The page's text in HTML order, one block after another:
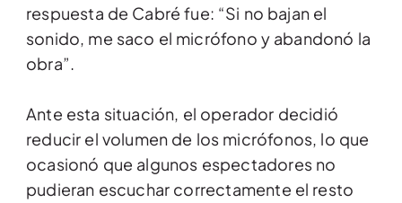
respuesta de Cabré fue: “Si no bajan el
sonido, me saco el micrófono y abandonó la
obra”.
Ante esta situación, el operador decidió
reducir el volumen de los micrófonos, lo que
ocasionó que algunos espectadores no
pudieran escuchar correctamente el resto